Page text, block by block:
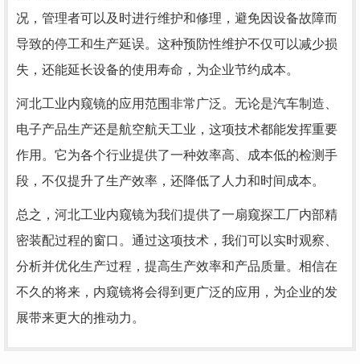
况，管理者可以及时进行维护和修理，避免因设备故障而
导致的停工和生产延误。这种预防性维护不仅可以减少损
失，还能延长设备的使用寿命，为企业节约成本。
河北工业内窥镜的应用范围非常广泛。无论是汽车制造、
电子产品生产还是航空航天工业，这项技术都能发挥重要
作用。它为各个行业提供了一种效率高、成本低的检测手
段，不仅提升了生产效率，还降低了人力和时间成本。
总之，河北工业内窥镜为我们提供了一扇窥探工厂内部精
密装配过程的窗口。通过这项技术，我们可以实时观察、
分析并优化生产过程，提高生产效率和产品质量。相信在
不久的将来，内窥镜将会得到更广泛的应用，为企业的发
展带来更大的推动力。